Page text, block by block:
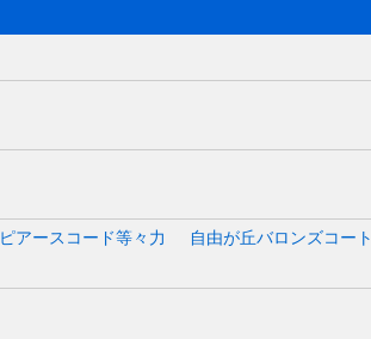
ピアースコード等々力
自由が丘バロンズコート